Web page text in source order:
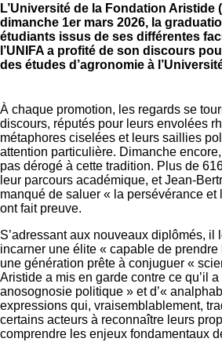
L’Université de la Fondation Aristide
dimanche 1er mars 2026, la
étudiants issus de ses différentes
l’UNIFA a profité de son discours
des études d’agronomie à
À chaque promotion, les regards se
discours, réputés pour leurs envolées
métaphores ciselées et leurs saillies
attention particulière. Dimanche encore,
pas dérogé à cette tradition. Plus de
leur parcours académique, et Jean-
manqué de saluer « la persévérance et
ont fait preuve.
S’adressant aux nouveaux diplômés, il
incarner une élite « capable de prendre
une génération prête à conjuguer «
Aristide a mis en garde contre ce qu’il a
anosognosie politique » et d’«
expressions qui, vraisemblablement,
certains acteurs à reconnaître leurs
comprendre les enjeux fondamentaux